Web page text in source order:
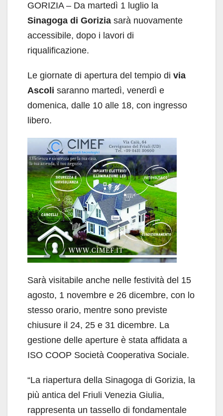
GORIZIA – Da martedì 1 luglio la
Sinagoga di Gorizia sarà nuovamente
accessibile, dopo i lavori di
riqualificazione.
Le giornate di apertura del tempio di via
Ascoli saranno martedì, venerdì e
domenica, dalle 10 alle 18, con ingresso
libero.
Sarà visitabile anche nelle festività del 15
agosto, 1 novembre e 26 dicembre, con lo
stesso orario, mentre sono previste
chiusure il 24, 25 e 31 dicembre. La
gestione delle aperture è stata affidata a
ISO COOP Società Cooperativa Sociale.
“La riapertura della Sinagoga di Gorizia, la
più antica del Friuli Venezia Giulia,
rappresenta un tassello di fondamentale